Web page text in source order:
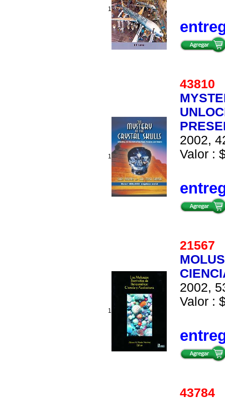
1
1
43810
2002,
Valor :
1
21567
2002,
Valor :
43784